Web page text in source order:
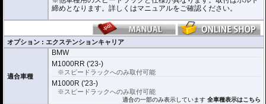
締めとなります。詳しくはマニュアルをご確認ください。
オプション : エクステンションキャリア
適合車種
BMW
M1000RR ('23-)
※スピードラックへのみ取付可能
M1000R ('23-)
※スピードラックへのみ取付可能
適合の一部のみ表示しています全車種表示はこちら